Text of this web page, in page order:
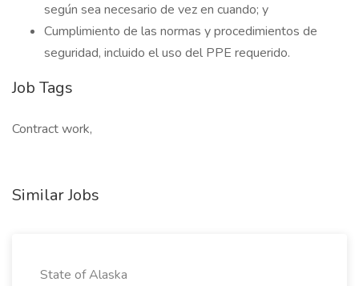
según sea necesario de vez en cuando; y
Cumplimiento de las normas y procedimientos de
seguridad, incluido el uso del PPE requerido.
Job Tags
Contract work,
Similar Jobs
State of Alaska